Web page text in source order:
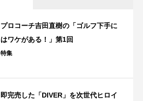
プロコーチ吉田直樹の「ゴルフ下手に
はワケがある！」第1回
特集
即完売した「DIVER」を次世代ヒロイ